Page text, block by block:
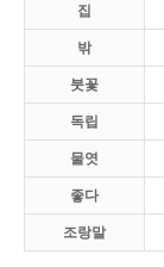
집
밖
붓꽃
독립
물엿
좋다
조랑말